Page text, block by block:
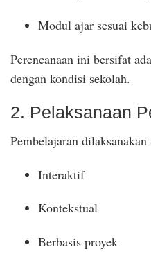
Modul ajar sesuai
Perencanaan ini bersifat
dengan kondisi sekolah.
2. Pelaksanaan
Pembelajaran dilaksanakan
Interaktif
Kontekstual
Berbasis proyek